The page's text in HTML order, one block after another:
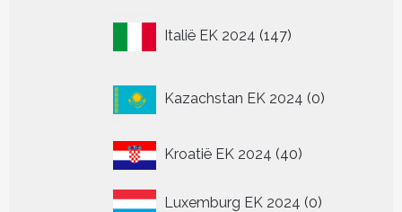
Italië EK 2024 147
producten
Kazachstan EK 2024 0
producten
Kroatië EK 2024 4040
Luxemburg EK 2024 00